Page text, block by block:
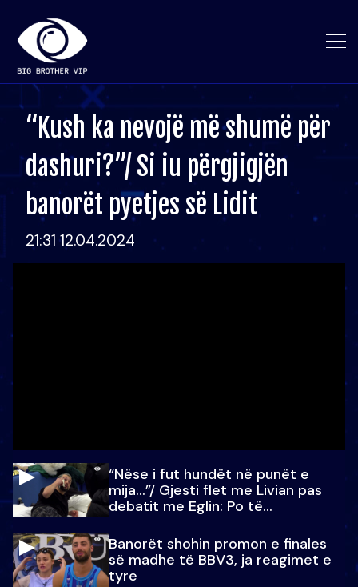
“Kush ka nevojë më shumë për
dashuri?”/ Si iu përgjigjën
banorët pyetjes së Lidit
21:31 12.04.2024
“Nëse i fut hundët në punët e
mija…”/ Gjesti flet me Livian pas
debatit me Eglin: Po të
Banorët shohin promon e finales
së madhe të BBV3, ja reagimet e
tyre